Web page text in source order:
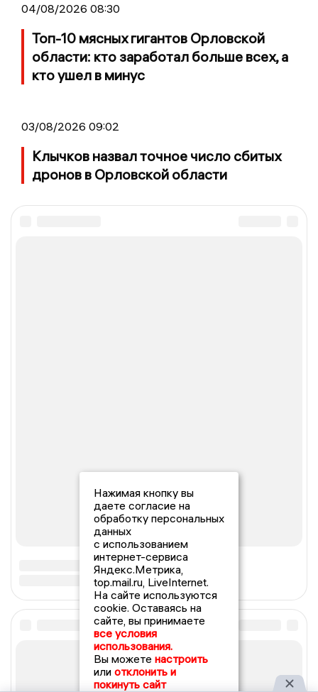
04/08/2026 08:30
Топ-10 мясных гигантов Орловской
области: кто заработал больше всех, а
кто ушел в минус
03/08/2026 09:02
Клычков назвал точное число сбитых
дронов в Орловской области
Нажимая кнопку вы
даете согласие на
обработку персональных
данных
с использованием
интернет-сервиса
Яндекс.Метрика,
top.mail.ru, LiveInternet.
На сайте используются
cookie. Оставаясь на
сайте, вы принимаете
все условия
использования.
Вы можете настроить
или отклонить и
покинуть сайт